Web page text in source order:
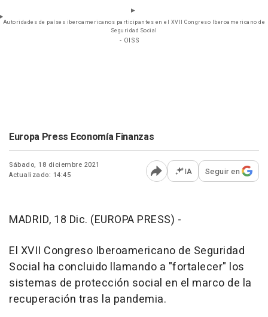
Autoridades de países iberoamericanos participantes en el XVII Congreso Iberoamericano de
Seguridad Social
- OISS
Europa Press Economía Finanzas
Sábado, 18 diciembre 2021
Actualizado: 14:45
Abrir opciones para
IA Seguir en
MADRID, 18 Dic. (EUROPA PRESS) -
El XVII Congreso Iberoamericano de Seguridad
Social ha concluido llamando a "fortalecer" los
sistemas de protección social en el marco de la
recuperación tras la pandemia.